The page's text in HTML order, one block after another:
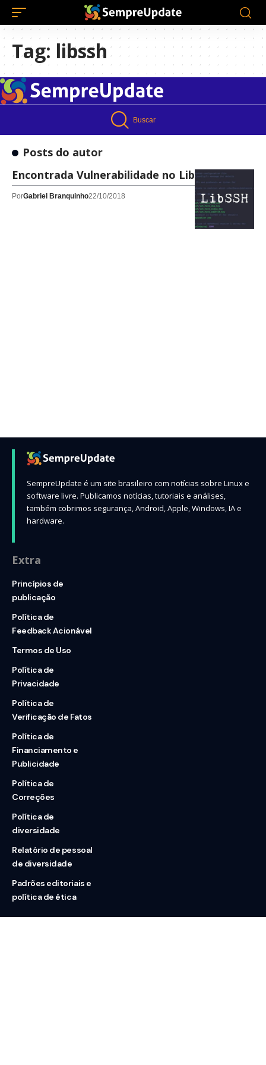
Tag: libssh
Buscar
Posts do autor
Encontrada Vulnerabilidade no LibSSH
PorGabriel Branquinho22/10/2018
SempreUpdate é um site brasileiro com notícias sobre Linux e
software livre. Publicamos notícias, tutoriais e análises,
também cobrimos segurança, Android, Apple, Windows, IA e
hardware.
Extra
Princípios de
publicação
Política de
Feedback Acionável
Termos de Uso
Política de
Privacidade
Política de
Verificação de Fatos
Política de
Financiamento e
Publicidade
Política de
Correções
Política de
diversidade
Relatório de pessoal
de diversidade
Padrões editoriais e
política de ética